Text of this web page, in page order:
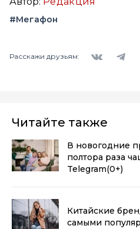
#Мегафон
Расскажи друзьям:
Читайте также
В новогодние
полтора раза
Telegram(0+)
Китайские
самыми